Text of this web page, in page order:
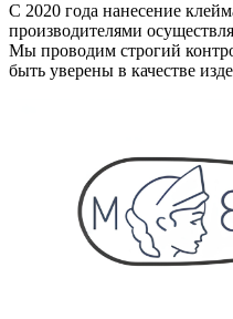
С 2020 года нанесение
производителями
Мы проводим строгий
быть уверены в качестве